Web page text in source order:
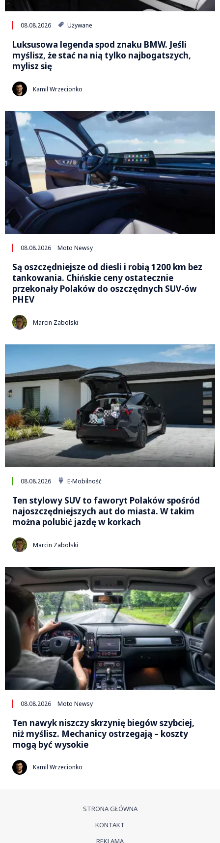
08.08.2026 Używane
Luksusowa legenda spod znaku BMW. Jeśli
myślisz, że stać na nią tylko najbogatszych,
mylisz się
Kamil Wrzecionko
08.08.2026 Moto Newsy
Są oszczędniejsze od diesli i robią 1200 km bez
tankowania. Chińskie ceny ostatecznie
przekonały Polaków do oszczędnych SUV-ów
PHEV
Marcin Zabolski
08.08.2026 E-Mobilność
Ten stylowy SUV to faworyt Polaków spośród
najoszczędniejszych aut do miasta. W takim
można polubić jazdę w korkach
Marcin Zabolski
08.08.2026 Moto Newsy
Ten nawyk niszczy skrzynię biegów szybciej,
niż myślisz. Mechanicy ostrzegają – koszty
mogą być wysokie
Kamil Wrzecionko
STRONA GŁÓWNA
KONTAKT
REKLAMA